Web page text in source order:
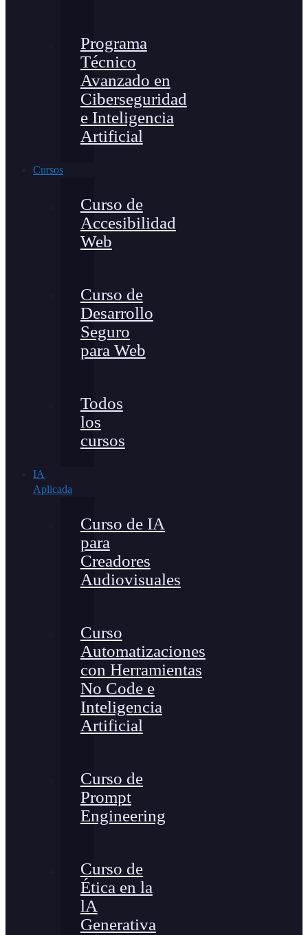
Programa
Técnico
Avanzado en
Ciberseguridad
e Inteligencia
Artificial
Cursos
Curso de
Accesibilidad
Web
Curso de
Desarrollo
Seguro
para Web
Todos
los
cursos
IA
Aplicada
Curso de IA
para
Creadores
Audiovisuales
Curso
Automatizaciones
con Herramientas
No Code e
Inteligencia
Artificial
Curso de
Prompt
Engineering
Curso de
Ética en la
lA
Generativa